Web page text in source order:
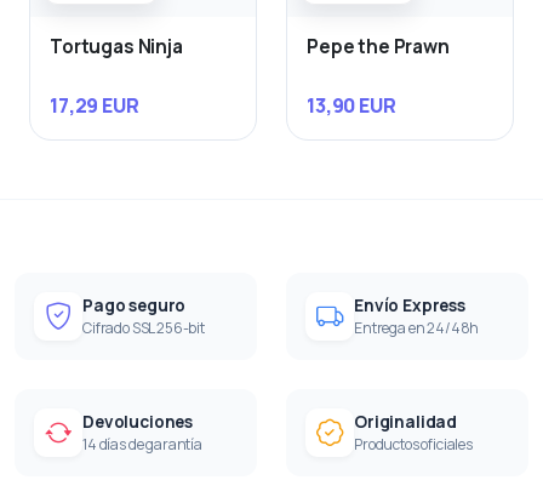
Tortugas Ninja
17,29 EUR
Pepe the Prawn
13,90 EUR
Pago seguro
Cifrado SSL 256-bit
Envío Express
Entrega en 24/48h
Devoluciones
14 días de garantía
Originalidad
Productos oficiales